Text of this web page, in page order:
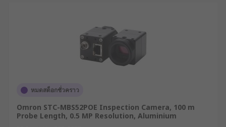
หมดสต็อกชั่วคราว
Omron STC-MBS52POE Inspection Camera, 100 m
Probe Length, 0.5 MP Resolution, Aluminium